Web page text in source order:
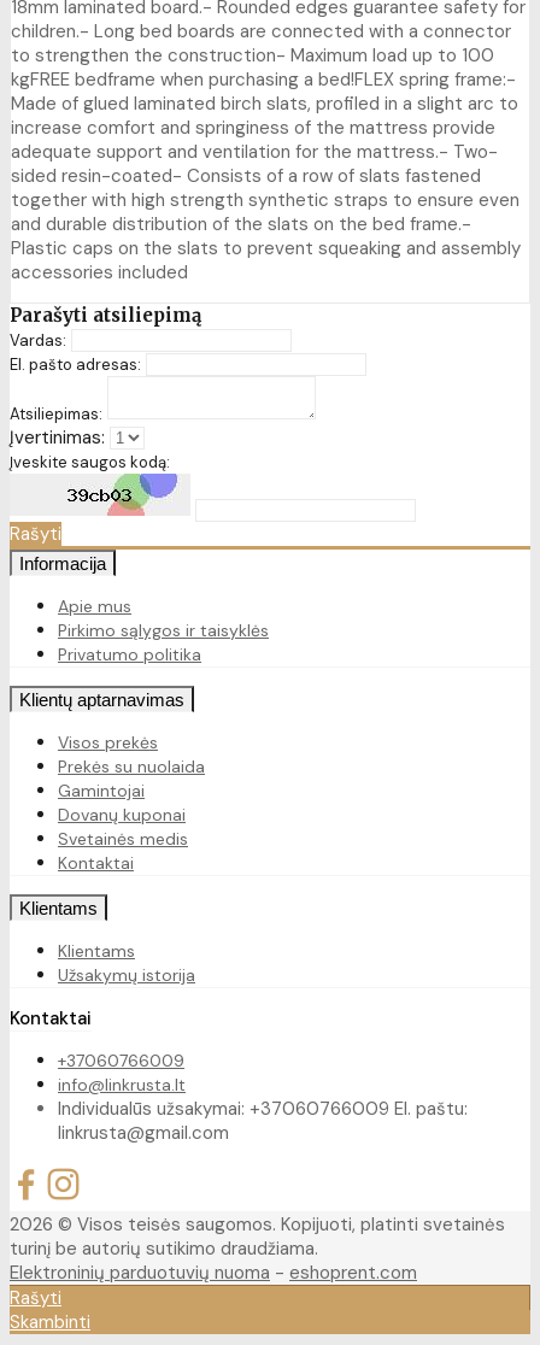
18mm laminated board.- Rounded edges guarantee safety for
children.- Long bed boards are connected with a connector
to strengthen the construction- Maximum load up to 100
kgFREE bedframe when purchasing a bed!FLEX spring frame:-
Made of glued laminated birch slats, profiled in a slight arc to
increase comfort and springiness of the mattress provide
adequate support and ventilation for the mattress.- Two-
sided resin-coated- Consists of a row of slats fastened
together with high strength synthetic straps to ensure even
and durable distribution of the slats on the bed frame.-
Plastic caps on the slats to prevent squeaking and assembly
accessories included
Parašyti atsiliepimą
Vardas:
El. pašto adresas:
Atsiliepimas:
Įvertinimas:
Įveskite saugos kodą:
Rašyti
Informacija
Apie mus
Pirkimo sąlygos ir taisyklės
Privatumo politika
Klientų aptarnavimas
Visos prekės
Prekės su nuolaida
Gamintojai
Dovanų kuponai
Svetainės medis
Kontaktai
Klientams
Klientams
Užsakymų istorija
Kontaktai
+37060766009
info@linkrusta.lt
Individualūs užsakymai: +37060766009 El. paštu:
linkrusta@gmail.com
2026 © Visos teisės saugomos. Kopijuoti, platinti svetainės
turinį be autorių sutikimo draudžiama.
Elektroninių parduotuvių nuoma - eshoprent.com
Rašyti
Skambinti